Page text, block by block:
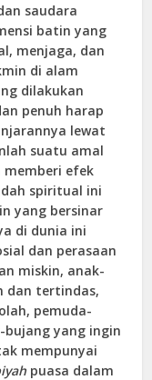
saudara
batin yang
menjaga, dan
di alam
dilakukan
penuh harap
lewat
suatu amal
memberi efek
spiritual ini
yang bersinar
di dunia ini
dan perasaan
miskin, anak-
dan tertindas,
pemuda-
bujang yang ingin
mempunyai
puasa dalam